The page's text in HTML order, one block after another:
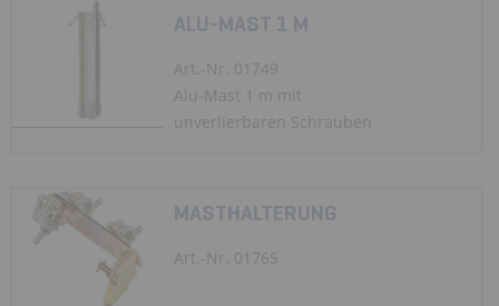
ALU-MAST 1 M
Art.-Nr. 01749
Alu-Mast 1 m mit
unverlierbaren Schrauben
MASTHALTERUNG
Art.-Nr. 01765